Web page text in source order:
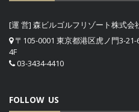
[運 営] 森ビルゴルフリゾート株式会
〒105-0001 東京都港区虎ノ門3-
4F
03-3434-4410
FOLLOW US